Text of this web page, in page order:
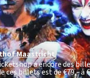
Maastricht
a encore des
ces billets est de€79,- à